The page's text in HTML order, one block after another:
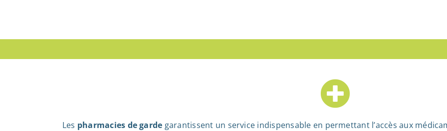
Les pharmacies de garde garantissent un service indispensable en permettant l’accès aux